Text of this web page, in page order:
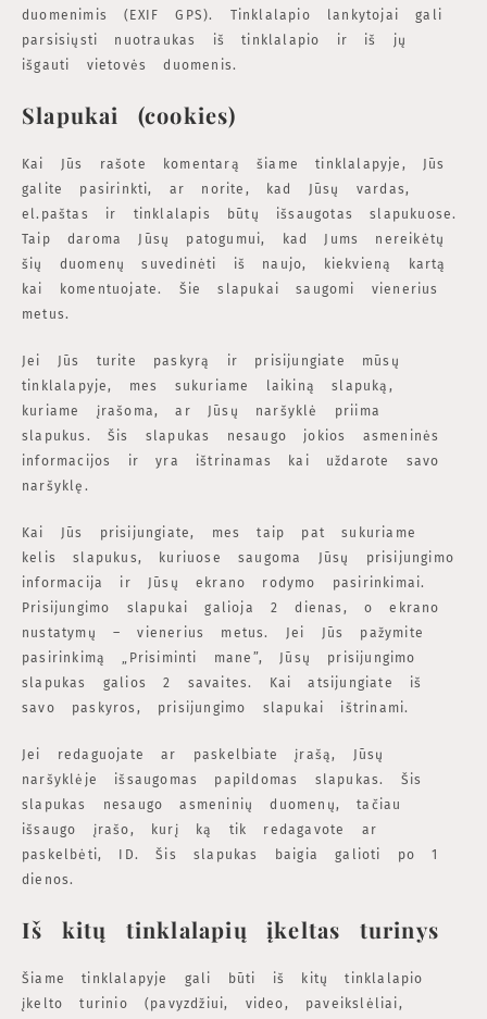
duomenimis (EXIF GPS). Tinklalapio lankytojai gali
parsisiųsti nuotraukas iš tinklalapio ir iš jų
išgauti vietovės duomenis.
Slapukai (cookies)
Kai Jūs rašote komentarą šiame tinklalapyje, Jūs
galite pasirinkti, ar norite, kad Jūsų vardas,
el.paštas ir tinklalapis būtų išsaugotas slapukuose.
Taip daroma Jūsų patogumui, kad Jums nereikėtų
šių duomenų suvedinėti iš naujo, kiekvieną kartą
kai komentuojate. Šie slapukai saugomi vienerius
metus.
Jei Jūs turite paskyrą ir prisijungiate mūsų
tinklalapyje, mes sukuriame laikiną slapuką,
kuriame įrašoma, ar Jūsų naršyklė priima
slapukus. Šis slapukas nesaugo jokios asmeninės
informacijos ir yra ištrinamas kai uždarote savo
naršyklę.
Kai Jūs prisijungiate, mes taip pat sukuriame
kelis slapukus, kuriuose saugoma Jūsų prisijungimo
informacija ir Jūsų ekrano rodymo pasirinkimai.
Prisijungimo slapukai galioja 2 dienas, o ekrano
nustatymų – vienerius metus. Jei Jūs pažymite
pasirinkimą „Prisiminti mane”, Jūsų prisijungimo
slapukas galios 2 savaites. Kai atsijungiate iš
savo paskyros, prisijungimo slapukai ištrinami.
Jei redaguojate ar paskelbiate įrašą, Jūsų
naršyklėje išsaugomas papildomas slapukas. Šis
slapukas nesaugo asmeninių duomenų, tačiau
išsaugo įrašo, kurį ką tik redagavote ar
paskelbėti, ID. Šis slapukas baigia galioti po 1
dienos.
Iš kitų tinklalapių įkeltas turinys
Šiame tinklalapyje gali būti iš kitų tinklalapio
įkelto turinio (pavyzdžiui, video, paveikslėliai,